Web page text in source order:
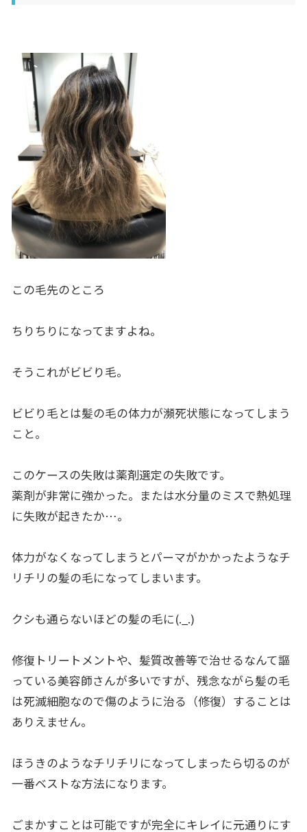
この毛先のところ
ちりちりになってますよね。
そうこれがビビり毛。
ビビり毛とは髪の毛の体力が瀕死状態になってしまう
こと。
このケースの失敗は薬剤選定の失敗です。
薬剤が非常に強かった。または水分量のミスで熱処理
に失敗が起きたか…。
体力がなくなってしまうとパーマがかかったようなチ
リチリの髪の毛になってしまいます。
クシも通らないほどの髪の毛に(._.)
修復トリートメントや、髪質改善等で治せるなんて謳
っている美容師さんが多いですが、残念ながら髪の毛
は死滅細胞なので傷のように治る（修復）することは
ありえません。
ほうきのようなチリチリになってしまったら切るのが
一番ベストな方法になります。
ごまかすことは可能ですが完全にキレイに元通りにす